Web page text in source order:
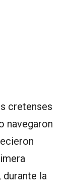
cretenses
navegaron
la